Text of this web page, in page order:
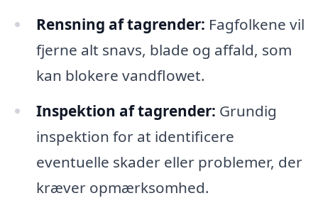
Rensning af tagrender: Fagfolkene vil
fjerne alt snavs, blade og affald, som
kan blokere vandflowet.
Inspektion af tagrender: Grundig
inspektion for at identificere
eventuelle skader eller problemer, der
kræver opmærksomhed.